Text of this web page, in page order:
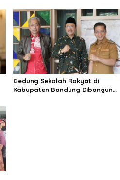
Polisi
Gedung Sekolah Rakyat di
Kabupaten Bandung Dibangun